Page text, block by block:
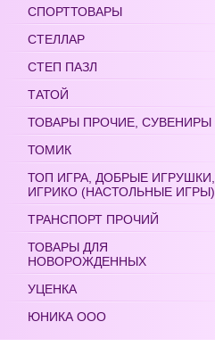
СПОРТТОВАРЫ
СТЕЛЛАР
СТЕП ПАЗЛ
ТАТОЙ
ТОВАРЫ ПРОЧИЕ, СУВЕНИРЫ
ТОМИК
ТОП ИГРА, ДОБРЫЕ ИГРУШКИ,
ИГРИКО (НАСТОЛЬНЫЕ ИГРЫ)
ТРАНСПОРТ ПРОЧИЙ
ТОВАРЫ ДЛЯ
НОВОРОЖДЕННЫХ
УЦЕНКА
ЮНИКА ООО